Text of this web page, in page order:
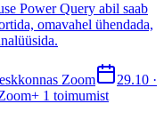
Power Query abil saab
omavahel ühendada,
Zoom
29.10 ·
+ 1 toimumist